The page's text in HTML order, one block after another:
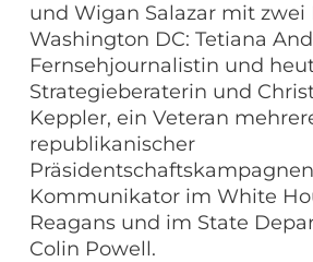
und Wigan Salazar mit zwei
Washington DC: Tetiana
Fernsehjournalistin und
Strategieberaterin und
Keppler, ein Veteran
republikanischer
Kommunikator im White
Reagans und im State
Colin Powell.